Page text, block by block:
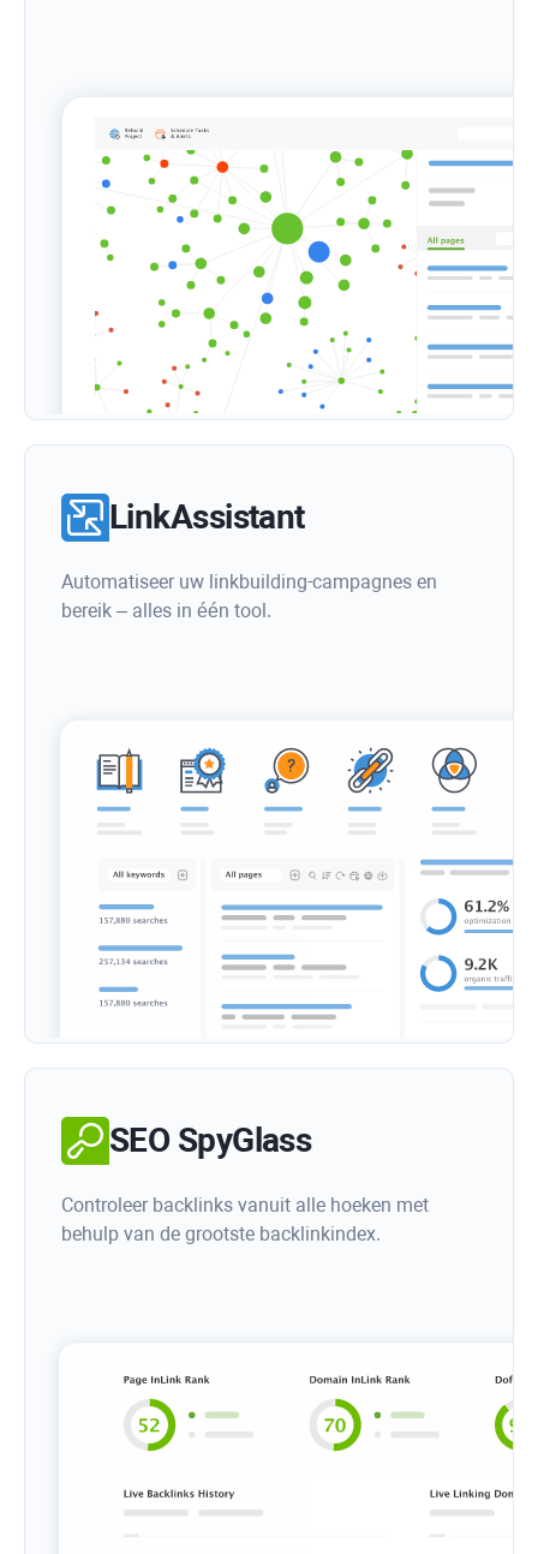
LinkAssistant
Automatiseer uw linkbuilding-campagnes en
bereik – alles in één tool.
SEO SpyGlass
Controleer backlinks vanuit alle hoeken met
behulp van de grootste backlinkindex.